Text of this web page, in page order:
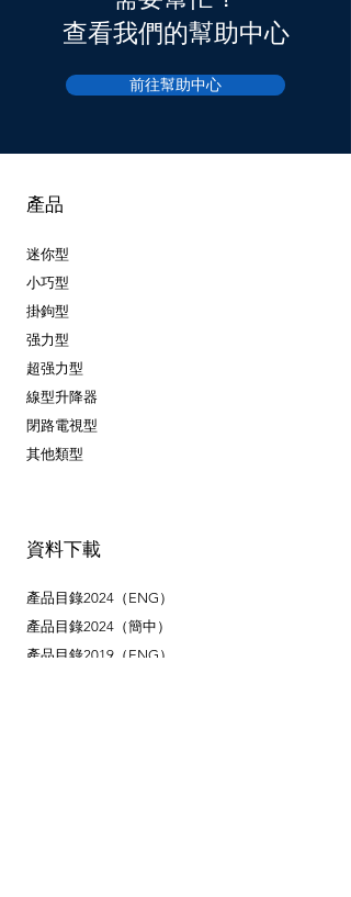
查看我們的幫助中心
前往幫助中心
產品
迷你型
小巧型
掛鉤型
强力型
超强力型
線型升降器
閉路電視型
其他類型
資料下載
產品目錄2024（ENG）
產品目錄2024（簡中）
產品目錄2019（ENG）